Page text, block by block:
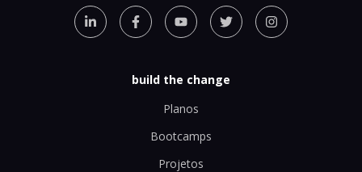
build the change
Planos
Bootcamps
Projetos